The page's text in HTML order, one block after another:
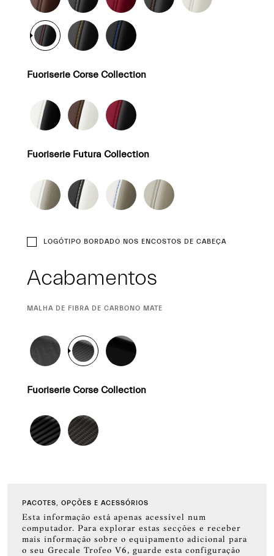
Fuoriserie Corse Collection
Fuoriserie Futura Collection
LOGÓTIPO BORDADO NOS ENCOSTOS DE CABEÇA
Acabamentos
CURRENT
MALHA DE FIBRA DE CARBONO MATE
Fuoriserie Corse Collection
PACOTES, OPÇÕES E ACESSÓRIOS
Esta informação está apenas acessível num
computador. Para explorar estas secções e receber
mais informação sobre o equipamento adicional para
o seu Grecale Trofeo V6, guarde esta configuração